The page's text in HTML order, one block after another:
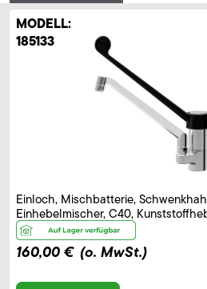
MODELL:
185133
Einloch, Mischbatterie,
Einhebelmischer, C40,
– B 250 mm
160,00 € (o. MwSt.)